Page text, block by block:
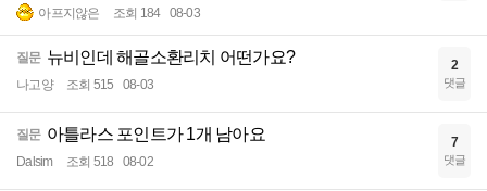
아프지않은 조회 184 08-03
질문 뉴비인데 해골소환리치 어떤가요?
나고양 조회 515 08-03
2
댓글
질문 아틀라스 포인트가 1개 남아요
Dalsim 조회 518 08-02
7
댓글